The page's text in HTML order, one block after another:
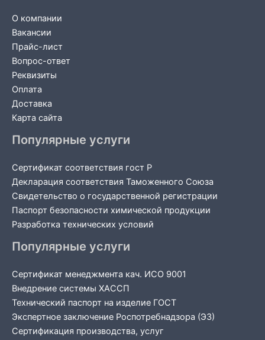
О компании
Вакансии
Прайс-лист
Вопрос-ответ
Реквизиты
Оплата
Доставка
Карта сайта
Популярные услуги
Сертификат соответствия гост Р
Декларация соответствия Таможенного Союза
Свидетельство о государственной регистрации
Паспорт безопасности химической продукции
Разработка технических условий
Популярные услуги
Сертификат менеджмента кач. ИСО 9001
Внедрение системы ХАССП
Технический паспорт на изделие ГОСТ
Экспертное заключение Роспотребнадзора (ЭЗ)
Сертификация производства, услуг